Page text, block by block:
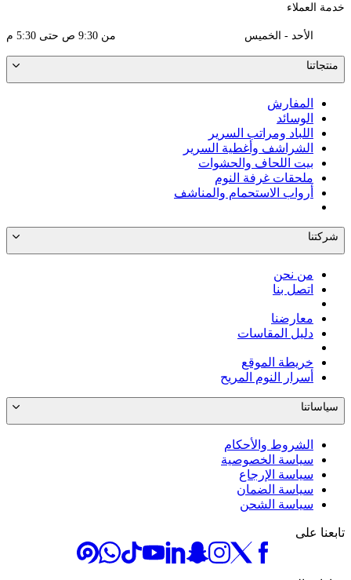
خدمة العملاء
الأحد - الخميس من 9:30 ص حتى 5:30 م
منتجاتنا
المفارش
الوسائد
اللباد ومراتب السرير
الشراشف وأغطية السرير
بيت اللحاف والحشوات
ملحقات غرفة النوم
أرواب الاستحمام والمناشف
شركتنا
من نحن
اتصل بنا
معارضنا
دليل المقاسات
خريطة الموقع
أسرار النوم المريح
سياساتنا
الشروط والأحكام
سياسة الخصوصية
سياسة الإرجاع
سياسة الضمان
سياسة الشحن
تابعنا على